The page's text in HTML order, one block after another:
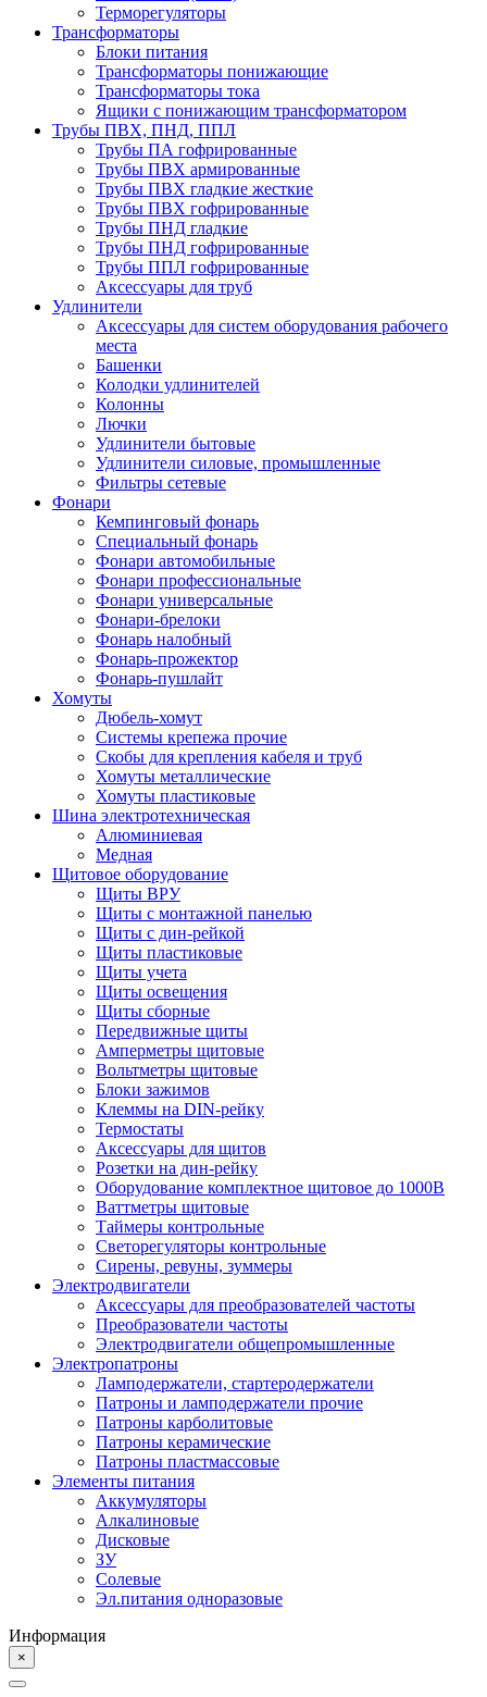
Терморегуляторы
Трансформаторы
Блоки питания
Трансформаторы понижающие
Трансформаторы тока
Ящики с понижающим трансформатором
Трубы ПВХ, ПНД, ППЛ
Трубы ПА гофрированные
Трубы ПВХ армированные
Трубы ПВХ гладкие жесткие
Трубы ПВХ гофрированные
Трубы ПНД гладкие
Трубы ПНД гофрированные
Трубы ППЛ гофрированные
Аксессуары для труб
Удлинители
Аксессуары для систем оборудования рабочего
места
Башенки
Колодки удлинителей
Колонны
Лючки
Удлинители бытовые
Удлинители силовые, промышленные
Фильтры сетевые
Фонари
Кемпинговый фонарь
Специальный фонарь
Фонари автомобильные
Фонари профессиональные
Фонари универсальные
Фонари-брелоки
Фонарь налобный
Фонарь-прожектор
Фонарь-пушлайт
Хомуты
Дюбель-хомут
Системы крепежа прочие
Скобы для крепления кабеля и труб
Хомуты металлические
Хомуты пластиковые
Шина электротехническая
Алюминиевая
Медная
Щитовое оборудование
Щиты ВРУ
Щиты с монтажной панелью
Щиты с дин-рейкой
Щиты пластиковые
Щиты учета
Щиты освещения
Щиты сборные
Передвижные щиты
Амперметры щитовые
Вольтметры щитовые
Блоки зажимов
Клеммы на DIN-рейку
Термостаты
Аксессуары для щитов
Розетки на дин-рейку
Оборудование комплектное щитовое до 1000В
Ваттметры щитовые
Таймеры контрольные
Светорегуляторы контрольные
Сирены, ревуны, зуммеры
Электродвигатели
Аксессуары для преобразователей частоты
Преобразователи частоты
Электродвигатели общепромышленные
Электропатроны
Ламподержатели, стартеродержатели
Патроны и ламподержатели прочие
Патроны карболитовые
Патроны керамические
Патроны пластмассовые
Элементы питания
Аккумуляторы
Алкалиновые
Дисковые
ЗУ
Солевые
Эл.питания одноразовые
Информация
×